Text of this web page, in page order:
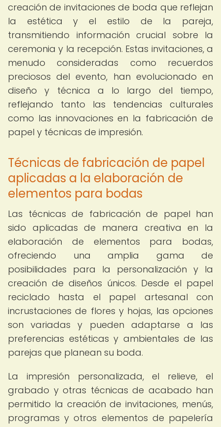
creación de invitaciones de boda que reflejan
la estética y el estilo de la pareja,
transmitiendo información crucial sobre la
ceremonia y la recepción. Estas invitaciones, a
menudo consideradas como recuerdos
preciosos del evento, han evolucionado en
diseño y técnica a lo largo del tiempo,
reflejando tanto las tendencias culturales
como las innovaciones en la fabricación de
papel y técnicas de impresión.
Técnicas de fabricación de papel
aplicadas a la elaboración de
elementos para bodas
Las técnicas de fabricación de papel han
sido aplicadas de manera creativa en la
elaboración de elementos para bodas,
ofreciendo una amplia gama de
posibilidades para la personalización y la
creación de diseños únicos. Desde el papel
reciclado hasta el papel artesanal con
incrustaciones de flores y hojas, las opciones
son variadas y pueden adaptarse a las
preferencias estéticas y ambientales de las
parejas que planean su boda.
La impresión personalizada, el relieve, el
grabado y otras técnicas de acabado han
permitido la creación de invitaciones, menús,
programas y otros elementos de papelería